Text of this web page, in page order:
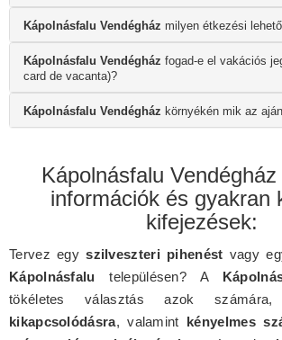
Kápolnásfalu Vendégház milyen étkezési
Kápolnásfalu Vendégház fogad-e el vakációs
card de vacanta)?
Kápolnásfalu Vendégház környékén mik az
Kápolnásfalu
információk és gyakran
kifejezések:
Tervez egyszilveszteri pihenést vagy
Kápolnásfalu településen? A
tökéletes választás azok
kikapcsolódásra, valamint kényelmes